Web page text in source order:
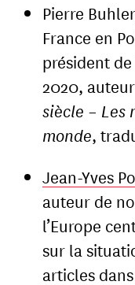
Pierre
France en
président
2020,
siècle – Les
monde,
Jean-Yves
auteur de
l’Europe
sur la
articles